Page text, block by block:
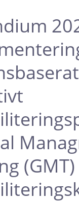
(GMT)